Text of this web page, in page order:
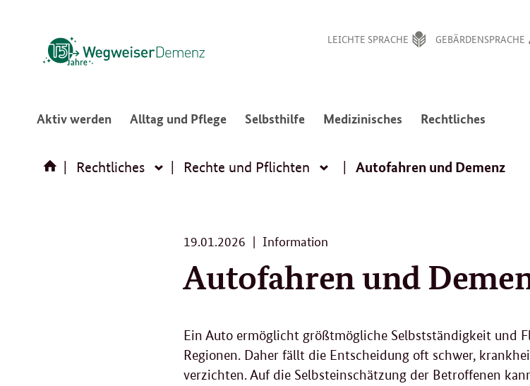
LEICHTE SPRACHE GEBÄRDENSPRACHE
Aktiv werden:
öffnen/schließen
Alltag und Pflege:
öffnen/schließen
Selbsthilfe:
öffnen/schließen
Medizinisches
öffnen/schließen
Rechtliches
öffnen/
Rechtliches Rechtliches
Rechte und Pflichten
Rechte
Pflichten
Autofahren und Demenz
Autofahren und
19.01.2026 19.
01.
2026
Information
Ein Auto ermöglicht größtmögliche Selbstständigkeit und
Regionen. Daher fällt die Entscheidung oft schwer,
verzichten. Auf die Selbsteinschätzung der Betroffenen